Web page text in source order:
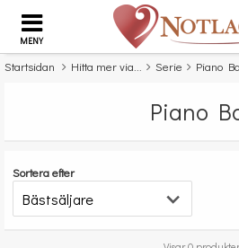
MENY
Startsidan Hitta mer via... Serie Piano
Piano
Sortera efter